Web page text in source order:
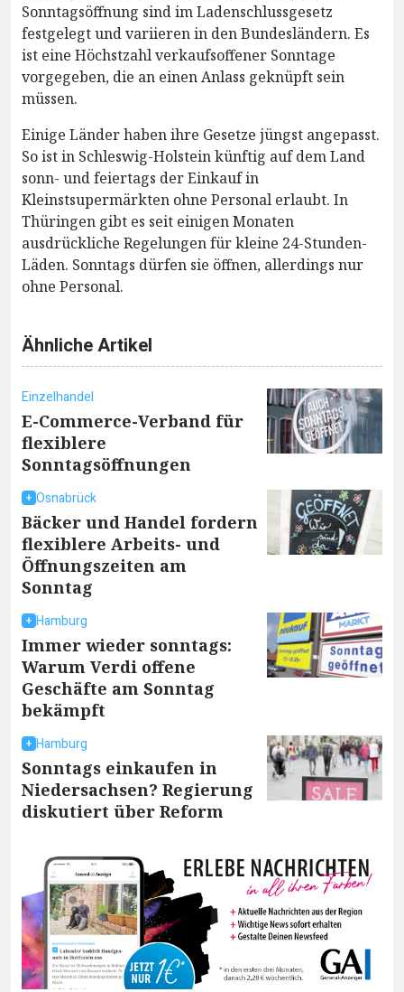
Sonntagsöffnung sind im Ladenschlussgesetz
festgelegt und variieren in den Bundesländern. Es
ist eine Höchstzahl verkaufsoffener Sonntage
vorgegeben, die an einen Anlass geknüpft sein
müssen.
Einige Länder haben ihre Gesetze jüngst angepasst.
So ist in Schleswig-Holstein künftig auf dem Land
sonn- und feiertags der Einkauf in
Kleinstsupermärkten ohne Personal erlaubt. In
Thüringen gibt es seit einigen Monaten
ausdrückliche Regelungen für kleine 24-Stunden-
Läden. Sonntags dürfen sie öffnen, allerdings nur
ohne Personal.
Ähnliche Artikel
Einzelhandel
E-Commerce-Verband für
flexiblere
Sonntagsöffnungen
Osnabrück
Bäcker und Handel fordern
flexiblere Arbeits- und
Öffnungszeiten am
Sonntag
Hamburg
Immer wieder sonntags:
Warum Verdi offene
Geschäfte am Sonntag
bekämpft
Hamburg
Sonntags einkaufen in
Niedersachsen? Regierung
diskutiert über Reform